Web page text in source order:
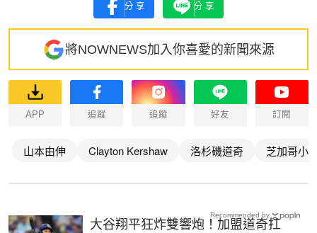
分享 分享
將NOWNEWS加入你喜愛的新聞來源
APP 追蹤 追蹤 好友 訂閱
山本由伸 Clayton Kershaw 洛杉磯道奇 芝加哥小
大谷翔平狂炸雙響炮！加盟道奇扛
Recommended by